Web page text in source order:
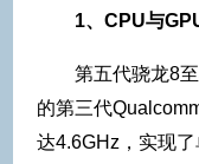
1、CPU与
第五代骁龙8
的第三代
达4.6GHz，实现